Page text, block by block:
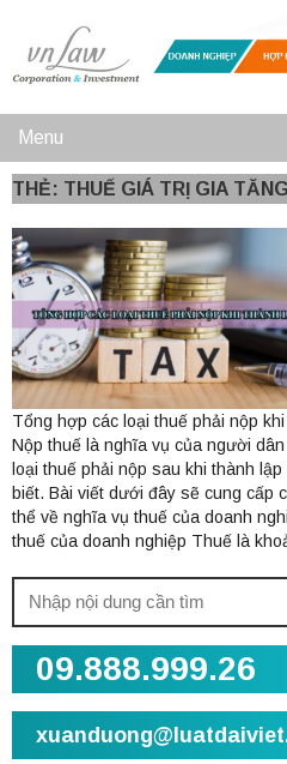
Menu
THẺ: THUẾ GIÁ TRỊ GIA TĂNG
Tổng hợp các loại thuế phải nộp
Nộp thuế là nghĩa vụ của người
loại thuế phải nộp sau khi thành
biết. Bài viết dưới đây sẽ cung cấp
thể về nghĩa vụ thuế của doanh
thuế của doanh nghiệp Thuế là
kiếm:
09.888.999.26